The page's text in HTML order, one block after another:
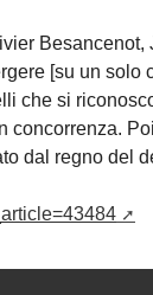
[su un solo
che si
concorrenza.
dal regno del